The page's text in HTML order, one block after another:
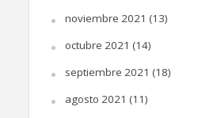
noviembre 2021 (13)
octubre 2021 (14)
septiembre 2021 (18)
agosto 2021 (11)